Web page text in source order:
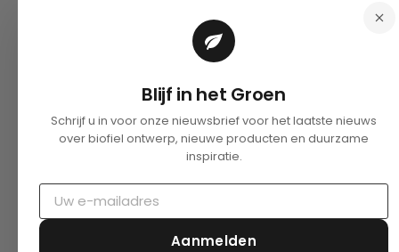
Blijf in het Groen
Schrijf u in voor onze nieuwsbrief voor het laatste nieuws
over biofiel ontwerp, nieuwe producten en duurzame
inspiratie.
Aanmelden